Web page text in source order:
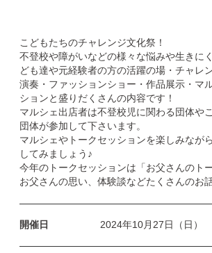
こどもたちのチャレンジ文化祭！
不登校や障がいなどの様々な悩みや生きに
ども達や元経験者の方の活躍の場・チャレ
演奏・ファッションショー・作品展示・マ
ションと盛りだくさんの内容です！
マルシェ出店者は不登校児に関わる団体や
団体が参加して下さいます。
マルシェやトークセッションを楽しみなが
してみましょう♪
今年のトークセッションは「お父さんのト
お父さんの思い、体験談などたくさんのお
開催日 2024年10月27日（日）